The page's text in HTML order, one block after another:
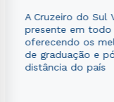
A Cruzeiro do Sul
presente em todo
oferecendo os
de graduação e
distância do país
autorizo que
envio de